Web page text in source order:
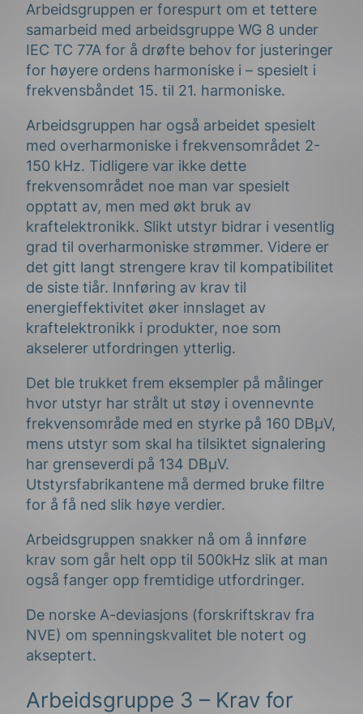
Arbeidsgruppen er forespurt om et tettere
samarbeid med arbeidsgruppe WG 8 under
IEC TC 77A for å drøfte behov for justeringer
for høyere ordens harmoniske i – spesielt i
frekvensbåndet 15. til 21. harmoniske.
Arbeidsgruppen har også arbeidet spesielt
med overharmoniske i frekvensområdet 2-
150 kHz. Tidligere var ikke dette
frekvensområdet noe man var spesielt
opptatt av, men med økt bruk av
kraftelektronikk. Slikt utstyr bidrar i vesentlig
grad til overharmoniske strømmer. Videre er
det gitt langt strengere krav til kompatibilitet
de siste tiår. Innføring av krav til
energieffektivitet øker innslaget av
kraftelektronikk i produkter, noe som
akselerer utfordringen ytterlig.
Det ble trukket frem eksempler på målinger
hvor utstyr har strålt ut støy i ovennevnte
frekvensområde med en styrke på 160 DBµV,
mens utstyr som skal ha tilsiktet signalering
har grenseverdi på 134 DBµV.
Utstyrsfabrikantene må dermed bruke filtre
for å få ned slik høye verdier.
Arbeidsgruppen snakker nå om å innføre
krav som går helt opp til 500kHz slik at man
også fanger opp fremtidige utfordringer.
De norske A-deviasjons (forskriftskrav fra
NVE) om spenningskvalitet ble notert og
akseptert.
Arbeidsgruppe 3 – Krav for